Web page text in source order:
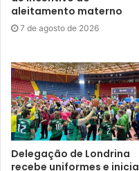
foto: Bruno Amaral / SMDS
aleitamento materno
7 de agosto de 2026
Delegação de Londrina
recebe uniformes e inicia